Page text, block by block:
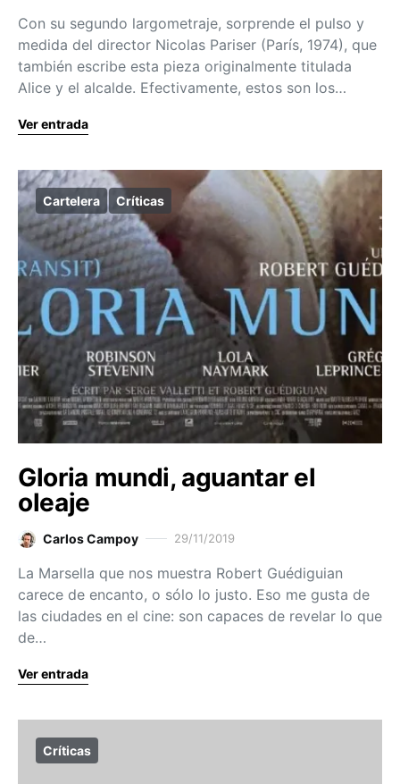
Con su segundo largometraje, sorprende el pulso y
medida del director Nicolas Pariser (París, 1974), que
también escribe esta pieza originalmente titulada
Alice y el alcalde. Efectivamente, estos son los…
Ver entrada
Cartelera Críticas
Gloria mundi, aguantar el
oleaje
Carlos Campoy 29/11/2019
La Marsella que nos muestra Robert Guédiguian
carece de encanto, o sólo lo justo. Eso me gusta de
las ciudades en el cine: son capaces de revelar lo que
de…
Ver entrada
Críticas